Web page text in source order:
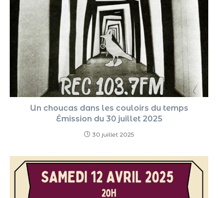
Un choucas dans les couloirs du temps
Émission du 30 juillet 2025
30 juillet 2025